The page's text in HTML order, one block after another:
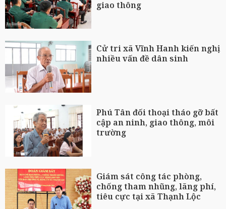
giao thông
Cử tri xã Vĩnh Hanh kiến nghị
nhiều vấn đề dân sinh
Phú Tân đối thoại tháo gỡ bất
cập an ninh, giao thông, môi
trường
Giám sát công tác phòng,
chống tham nhũng, lãng phí,
tiêu cực tại xã Thạnh Lộc